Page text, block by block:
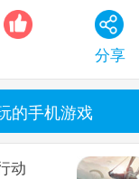
分享
的手机游戏
动